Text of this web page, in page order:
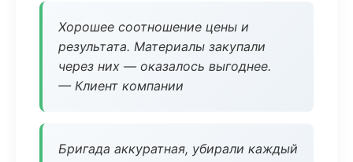
Хорошее соотношение цены и
результата. Материалы закупали
через них — оказалось выгоднее.
— Клиент компании
Бригада аккуратная, убирали каждый